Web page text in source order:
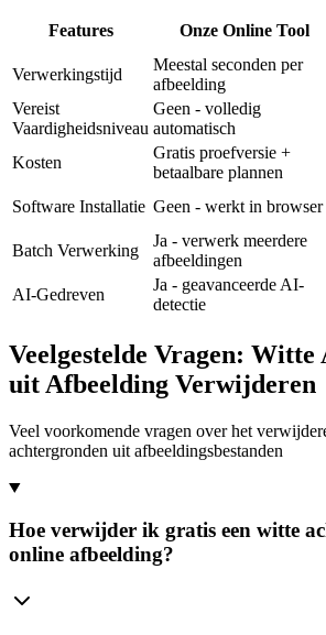
Features Onze Online Tool
Verwerkingstijd
Meestal seconden per
afbeelding
Vereist
Vaardigheidsniveau
Geen - volledig
automatisch
Kosten
Gratis proefversie +
betaalbare plannen
Software Installatie Geen - werkt in browser
Batch Verwerking
Ja - verwerk meerdere
afbeeldingen
AI-Gedreven
Ja - geavanceerde AI-
detectie
Veelgestelde Vragen:
uit Afbeelding Verwijderen
Veel voorkomende vragen over het
achtergronden uit afbeeldingsbestanden
Hoe verwijder ik gratis een witte
online afbeelding?